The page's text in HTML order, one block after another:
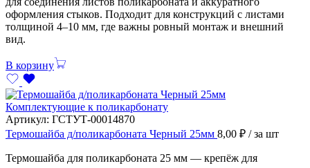
оформления стыков. Подходит для конструкций с листами
толщиной 4–10 мм, где важны ровный монтаж и внешний
вид.
В корзину
Комплектующие к поликарбонату
Артикул: ГСТУТ-00014870
Термошайба д/поликарбоната Черный 25мм 8,00 ₽ / за шт
Термошайба для поликарбоната 25 мм — крепёж для